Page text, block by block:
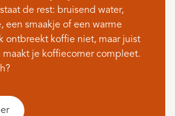
de rest: bruisend water,
een smaakje of een warme
ontbreekt koffie niet, maar juist
je koffiecorner compleet.